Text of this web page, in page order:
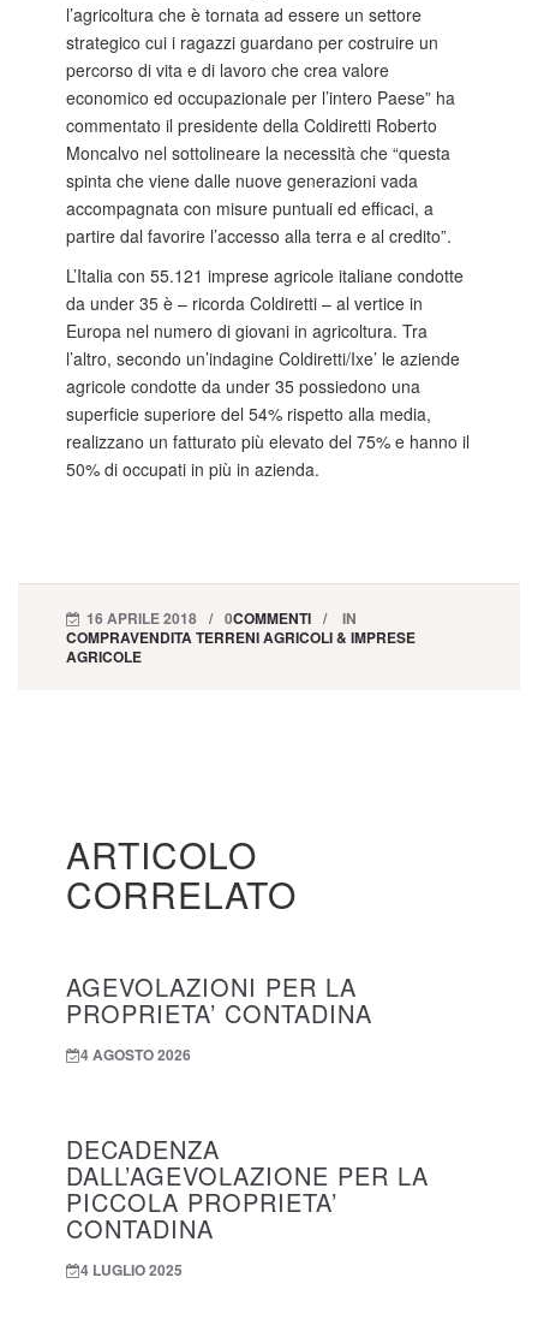
l’agricoltura che è tornata ad essere un settore
strategico cui i ragazzi guardano per costruire un
percorso di vita e di lavoro che crea valore
economico ed occupazionale per l’intero Paese” ha
commentato il presidente della Coldiretti Roberto
Moncalvo nel sottolineare la necessità che “questa
spinta che viene dalle nuove generazioni vada
accompagnata con misure puntuali ed efficaci, a
partire dal favorire l’accesso alla terra e al credito”.
L’Italia con 55.121 imprese agricole italiane condotte
da under 35 è – ricorda Coldiretti – al vertice in
Europa nel numero di giovani in agricoltura. Tra
l’altro, secondo un’indagine Coldiretti/Ixe’ le aziende
agricole condotte da under 35 possiedono una
superficie superiore del 54% rispetto alla media,
realizzano un fatturato più elevato del 75% e hanno il
50% di occupati in più in azienda.
16 APRILE 2018 0COMMENTI
IN
COMPRAVENDITA TERRENI AGRICOLI & IMPRESE
AGRICOLE
ARTICOLO
CORRELATO
AGEVOLAZIONI PER LA
PROPRIETA’ CONTADINA
4 AGOSTO 2026
DECADENZA
DALL’AGEVOLAZIONE PER LA
PICCOLA PROPRIETA’
CONTADINA
4 LUGLIO 2025